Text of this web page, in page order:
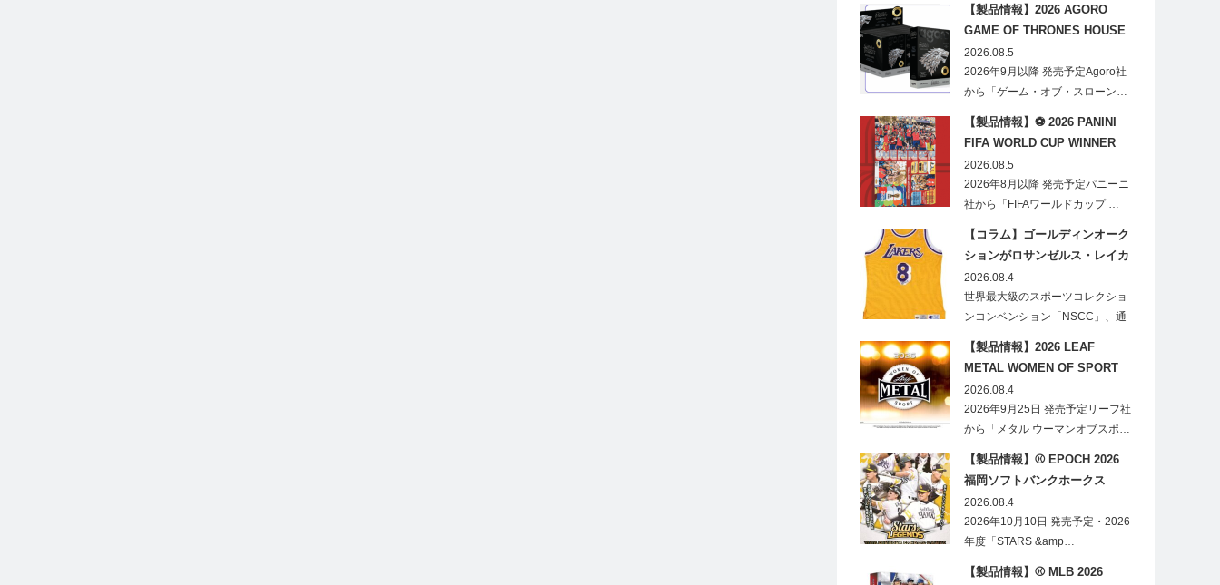
【製品情報】2026 AGORO
GAME OF THRONES HOUSE
STARK BLIND BOX
2026.08.5
2026年9月以降 発売予定Agoro社
から「ゲーム・オブ・スローン…
【製品情報】⚽ 2026 PANINI
FIFA WORLD CUP WINNER
STICKER POSTER
2026.08.5
2026年8月以降 発売予定パニーニ
社から「FIFAワールドカップ …
【コラム】ゴールディンオーク
ションがロサンゼルス・レイカ
ーズのオフィシャルオークショ
ンスポンサーに！
2026.08.4
世界最大級のスポーツコレクショ
ンコンベンション「NSCC」、通
【製品情報】2026 LEAF
METAL WOMEN OF SPORT
HOBBY
2026.08.4
2026年9月25日 発売予定リーフ社
から「メタル ウーマンオブスポ…
【製品情報】⚾ EPOCH 2026
福岡ソフトバンクホークス
STARS&LEGENDS ベースボー
ルカード
2026.08.4
2026年10月10日 発売予定・2026
年度「STARS &amp…
【製品情報】⚾ MLB 2026